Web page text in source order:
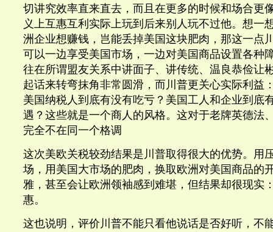
切讲究效率直来直去，而且在更多的时候和场合更
义上互惠互利实际上玩到后来别人玩不过他。想一
洲企业想赚钱，岂能丢掉美国这块肥肉，那这一点
可以一边享受美国市场，一边对美国商品设置各种
往在所谓盟友关系中讲面子、讲传统、温良恭俭让
起话来转弯抹角非常圆滑，而川普更关心实际利益
美国纳税人到底有没有吃亏？美国工人和企业到底
遇？这些就是一个商人的风格。这对于老牌英德法
完全不在同一个格调
这次美欧关税较劲结果是川普取得很大的优势。用
场，用美国大市场的肥肉，换取欧洲对美国商品的
雅，甚至会让欧洲领袖感到难堪，但结果却很现实
惠。
这也说明，评价川普不能只看他说话是否好听，不